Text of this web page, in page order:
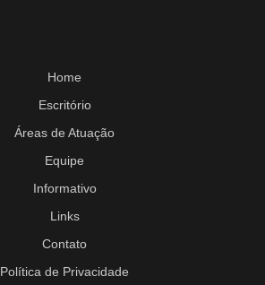
Home
Escritório
Áreas de Atuação
Equipe
Informativo
Links
Contato
Política de Privacidade